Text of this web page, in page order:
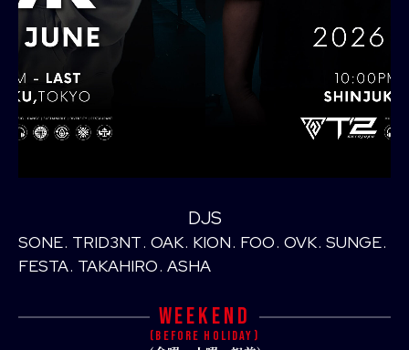
DJS
SONE TRID3NT OAK KION FOO OVK SUNGE
FESTA TAKAHIRO ASHA
WEEKEND
(BEFORE HOLIDAY)